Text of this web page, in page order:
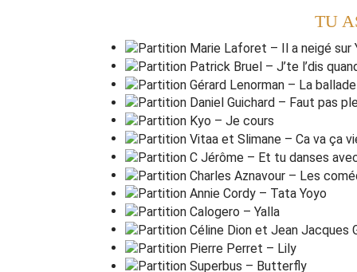
iens viens c'est une prière
Viens, viens,tu souris mon père
iens, viens,tu verras ma mère
iens, viens,et plus belle qu'avant qu'avant,
Qu'avant qu'avant
Viens, viens,ne dis rien mon père
Viens, viens,embrasse-moi mon père
iens, viens,la la la la la la
TU